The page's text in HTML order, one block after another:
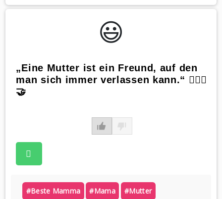
😃️
„Eine Mutter ist ein Freund, auf den
man sich immer verlassen kann.“ 👩‍❤️‍👩
🤝
#beste Mamma #mama #mutter